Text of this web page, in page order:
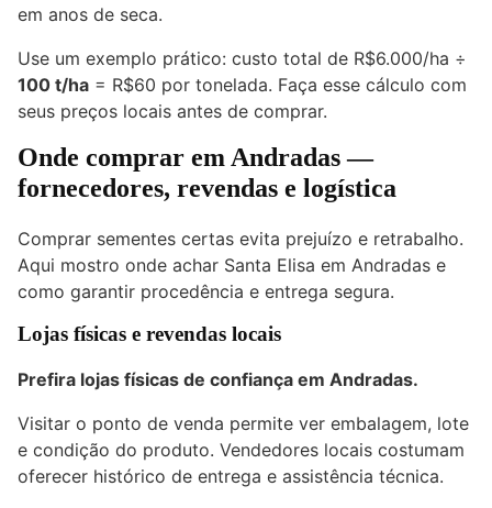
em anos de seca.
Use um exemplo prático: custo total de R$6.000/ha ÷
100 t/ha = R$60 por tonelada. Faça esse cálculo com
seus preços locais antes de comprar.
Onde comprar em Andradas—
fornecedores, revendas e logística
Comprar sementes certas evita prejuízo e retrabalho.
Aqui mostro onde achar Santa Elisa em Andradas e
como garantir procedência e entrega segura.
Lojas físicas e revendas locais
Prefira lojas físicas de confiança em Andradas.
Visitar o ponto de venda permite ver embalagem, lote
e condição do produto. Vendedores locais costumam
oferecer histórico de entrega e assistência técnica.